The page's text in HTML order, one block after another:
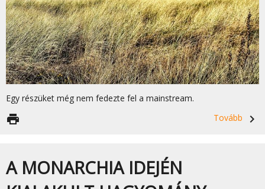
Egy részüket még nem fedezte fel a mainstream.
Tovább
navigate_next
print
A MONARCHIA IDEJÉN